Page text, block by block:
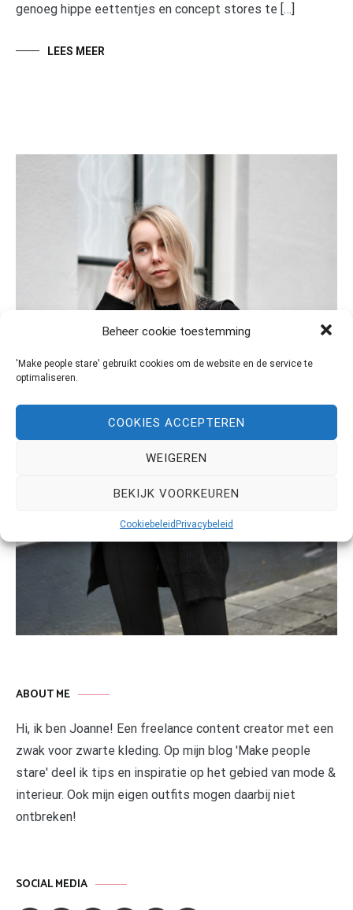
Beheer cookie toestemming
'Make people stare' gebruikt cookies om de website en de service te
optimaliseren.
COOKIES ACCEPTEREN
WEIGEREN
BEKIJK VOORKEUREN
Cookiebeleid Privacybeleid
genoeg hippe eettentjes en concept stores te […]
LEES MEER
ABOUT ME
Hi, ik ben Joanne! Een freelance content creator met een
zwak voor zwarte kleding. Op mijn blog 'Make people
stare' deel ik tips en inspiratie op het gebied van mode &
interieur. Ook mijn eigen outfits mogen daarbij niet
ontbreken!
SOCIAL MEDIA